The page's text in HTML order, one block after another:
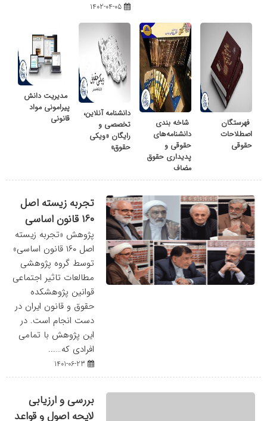
فهرستگان
اصطلاحات
حقوقی
شاخه بندی
دانشنامه‌های
حقوقی و
پدیداری حقوق
مضاف
دانشنامه آنلاین،
تخصصی و
رایگان «ویکی
حقوق»
مدیریت دانش
پیرامونی مواد
قانونی
تجربه زیسته اصل
۱۶۰ قانون اساسی
پژوهش «تجربه زیسته
اصل ۱۶۰ قانون اساسی»
توسط گروه پژوهشی
مطالعات تاثیر اجتماعی
قوانین پژوهشکده
حقوق و قانون ایران در
دست انجام است. در
این پژوهش با تمامی
افرادی که…...
بررسی و ارزیابی
لایحه اصول و قواعد